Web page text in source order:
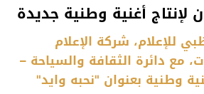
لإنتاج أغنية وطنية جديدة
للإعلام، شركة الإعلام
مع دائرة الثقافة والسياحة –
وطنية بعنوان "نحبه وايد"